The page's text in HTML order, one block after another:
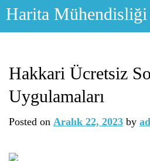
Skip
Harita Mühendisliği
Hakkari Ücretsiz
Uygulamaları
Posted on Aralık 22, 2023 by